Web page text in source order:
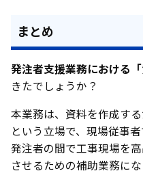
まとめ
発注者支援業務における
きたでしょうか？
本業務は、資料を作成す
という立場で、現場従事
発注者の間で工事現場を
させるための補助業務にな